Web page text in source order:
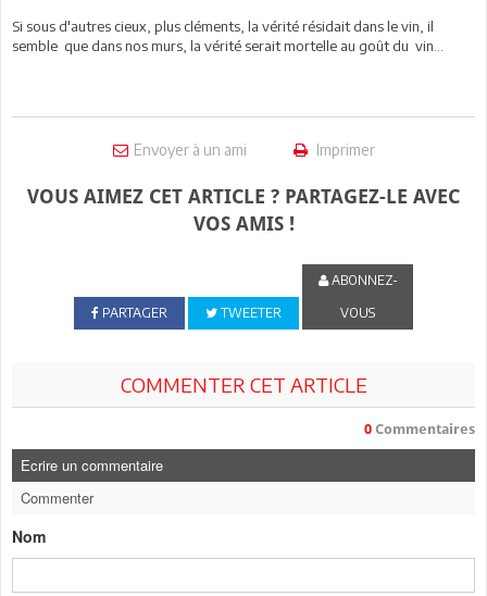
Si sous d'autres cieux, plus cléments, la vérité résidait dans le vin, il
semble que dans nos murs, la vérité serait mortelle au goût du vin...
Envoyer à un ami Imprimer
VOUS AIMEZ CET ARTICLE ? PARTAGEZ-LE AVEC
VOS AMIS !
PARTAGER TWEETER
ABONNEZ-
VOUS
COMMENTER CET ARTICLE
0 Commentaires
Ecrire un commentaire
Commenter
Nom